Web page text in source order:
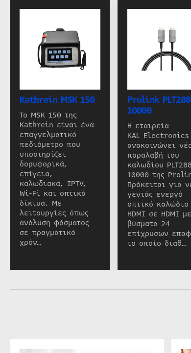
Kathrein MSK 150
Το MSK 150 της
Kathrein είναι ένα
επαγγελματικό
πεδιόμετρο που
υποστηρίζει
δορυφορικά,
επίγεια,
καλωδιακά, IPTV,
Wi-Fi και οπτικά
δίκτυα. Με
λειτουργίες όπως
ανάλυση φάσματος
σε πραγματικό
χρόν…
Prolink
10000
Η εταιρεία
KAL Electronics
ανακοινώνει
παραλαβή του
καλωδίου
10000 της
Πρόκειται για
γενιάς ενεργό
οπτικό καλώδιο
HDMI σε HDMI με
βύσματα 24
επίχρυσων
το οποίο διαθ…